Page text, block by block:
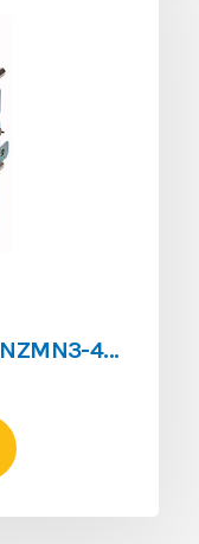
DISJONCTEUR 4P DEBR (NZMN3-4-AE630-AVE )